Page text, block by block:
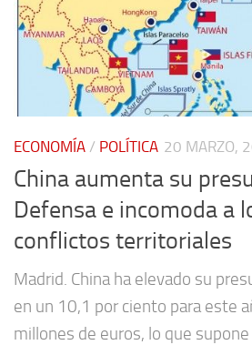
ECONOMÍA / POLÍTICA 20 MARZO,
China aumenta su
Defensa e incomoda a
conflictos territoriales
Madrid. China ha elevado su
en un 10,1 por ciento para este
millones de euros, lo que